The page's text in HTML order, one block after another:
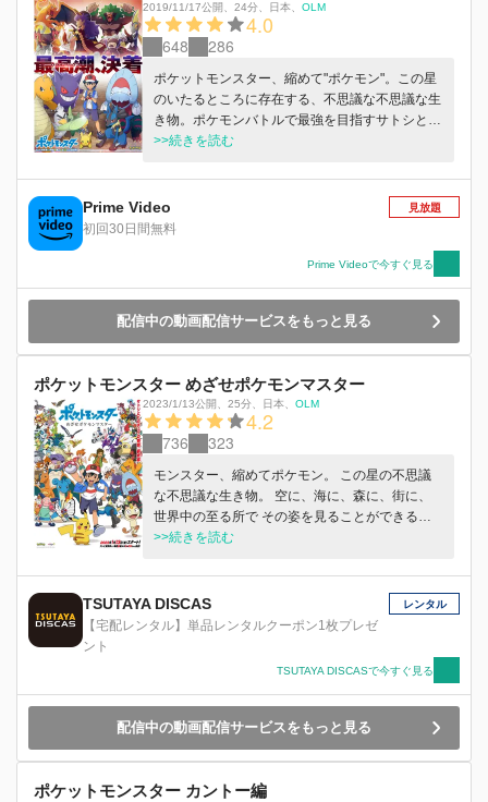
2019/11/17公開 24分 日本 OLM
4.0
648 286
ポケットモンスター、縮めて"ポケモン"。この星
のいたるところに存在する、不思議な不思議な生
き物。ポケモンバトルで最強を目指すサトシと、
すべてのポケモンをゲットする夢をもつ少年・ゴ
大冒険が始まる！
>>続きを読む
Prime Video
初回30日間無料
見放題
Prime Videoで今すぐ見る
配信中の動画配信サービスをもっと見る
ポケットモンスター めざせポケモンマスター
2023/1/13公開 25分 日本 OLM
4.2
736 323
モンスター、縮めてポケモン。 この星の不思議
な不思議な生き物。 空に、海に、森に、街に、
世界中の至る所で その姿を見ることができる。
“ポケモンマスター”という見果てぬ夢を追い、 風
とピカチュウ。 道行く先で出会う野生のポケモ
ンとの触れ合い─。 ピカチュウを奪おうとつけ狙
うロケット団─。 変わらぬ冒険の日々を過ごすサ
>>続きを読む
TSUTAYA DISCAS
【宅配レンタル】単品レンタルクーポン1枚プレゼ
ント
レンタル
TSUTAYA DISCASで今すぐ見る
配信中の動画配信サービスをもっと見る
ポケットモンスター カントー編